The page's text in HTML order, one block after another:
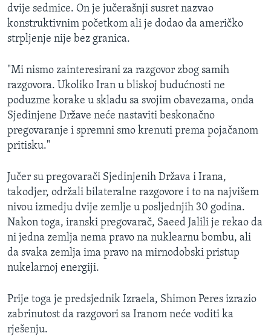
dvije sedmice. On je jučerašnji susret nazvao
konstruktivnim početkom ali je dodao da američko
strpljenje nije bez granica.
"Mi nismo zainteresirani za razgovor zbog samih
razgovora. Ukoliko Iran u bliskoj budućnosti ne
poduzme korake u skladu sa svojim obavezama, onda
Sjedinjene Države neće nastaviti beskonačno
pregovaranje i spremni smo krenuti prema pojačanom
pritisku."
Jučer su pregovarači Sjedinjenih Država i Irana,
takodjer, održali bilateralne razgovore i to na najvišem
nivou izmedju dvije zemlje u posljednjih 30 godina.
Nakon toga, iranski pregovarač, Saeed Jalili je rekao da
ni jedna zemlja nema pravo na nuklearnu bombu, ali
da svaka zemlja ima pravo na mirnodobski pristup
nukelarnoj energiji.
Prije toga je predsjednik Izraela, Shimon Peres izrazio
zabrinutost da razgovori sa Iranom neće voditi ka
rješenju.